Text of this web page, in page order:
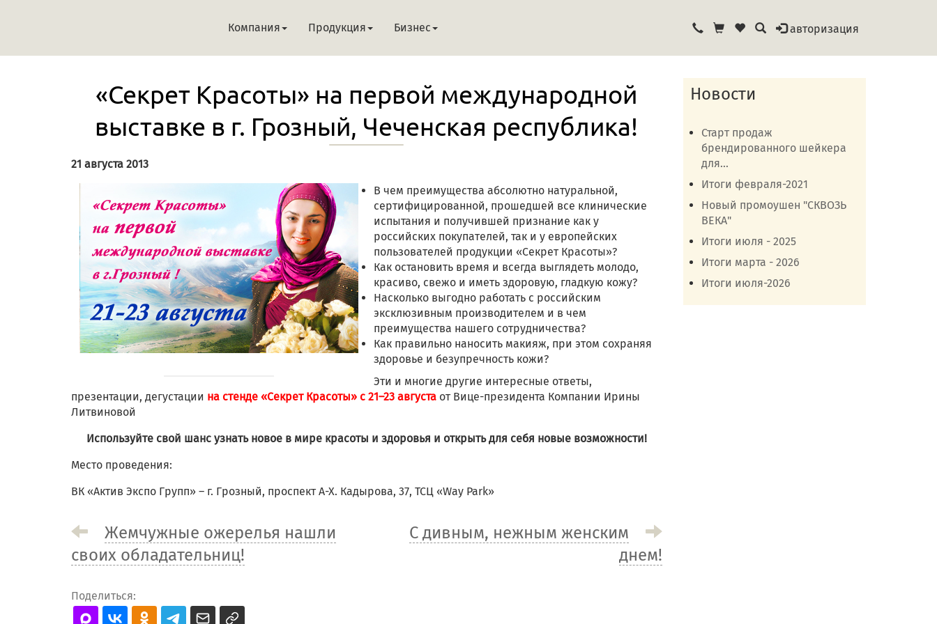
Компания Продукция Бизнес авторизация
«Секрет Красоты» на первой международной
выставке в г. Грозный, Чеченская республика!
21 августа 2013
В чем преимущества абсолютно натуральной,
сертифицированной, прошедшей все клинические
испытания и получившей признание как у
российских покупателей, так и у европейских
пользователей продукции «Секрет Красоты»?
Как остановить время и всегда выглядеть молодо,
красиво, свежо и иметь здоровую, гладкую кожу?
Насколько выгодно работать с российским
эксклюзивным производителем и в чем
преимущества нашего сотрудничества?
Как правильно наносить макияж, при этом сохраняя
здоровье и безупречность кожи?
Эти и многие другие интересные ответы,
презентации, дегустации на стенде «Секрет Красоты» с 21–23 августа от Вице-президента Компании Ирины
Литвиновой
Используйте свой шанс узнать новое в мире красоты и здоровья и открыть для себя новые возможности!
Место проведения:
ВК «Актив Экспо Групп» – г. Грозный, проспект А-Х. Кадырова, 37, ТСЦ «Way Park»
Жемчужные ожерелья нашли
своих обладательниц!
С дивным, нежным женским
днем!
Поделиться:
Новости
Старт продаж
брендированного шейкера
для...
Итоги февраля-2021
Новый промоушен "СКВОЗЬ
ВЕКА"
Итоги июля - 2025
Итоги марта - 2026
Итоги июля-2026